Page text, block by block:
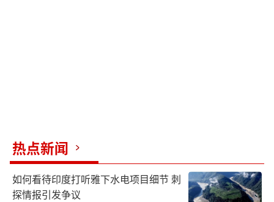
热点新闻
如何看待印度打听雅下水电项目细节 刺
探情报引发争议